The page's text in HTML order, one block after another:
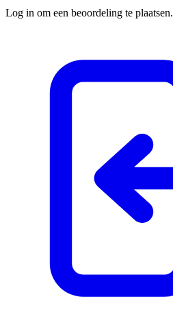
Log in om een beoordeling te plaatsen.